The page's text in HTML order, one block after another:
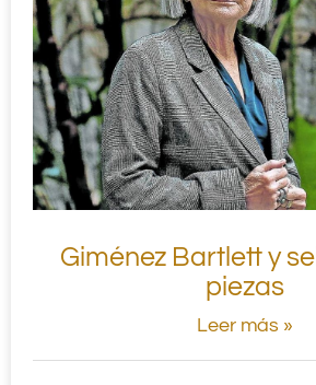
Giménez Bartlett y
piezas
Leer más »